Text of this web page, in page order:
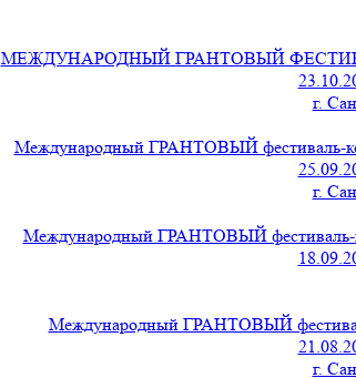
МЕЖДУНАРОДНЫЙ ГРАНТОВЫЙ
г.
Международный ГРАНТОВЫЙ фестиваль-
г.
Международный ГРАНТОВЫЙ фестиваль-
Международный ГРАНТОВЫЙ
г.